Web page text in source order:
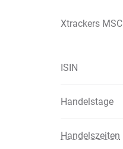
Xtrackers
ISIN
Handelstage
Handelszeiten